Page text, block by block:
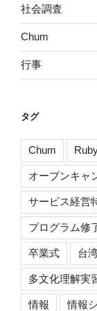
社会調査
Chum
行事
タグ
Chum
オープンキャ
サービス経営
プログラム修
卒業式 台
多文化理解実
情報 情報